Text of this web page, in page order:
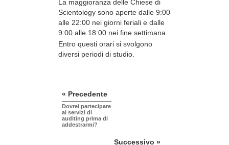
La maggioranza delle Chiese di
Scientology sono aperte dalle 9:00
alle 22:00 nei giorni feriali e dalle
9:00 alle 18:00 nei fine settimana.
Entro questi orari si svolgono
diversi periodi di studio.
« Precedente
Dovrei partecipare
ai servizi di
auditing prima di
addestrarmi?
Successivo »